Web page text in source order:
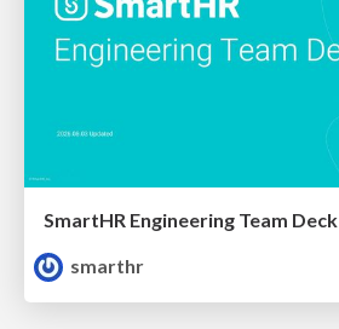
SmartHR Engineering Team Deck
smarthr